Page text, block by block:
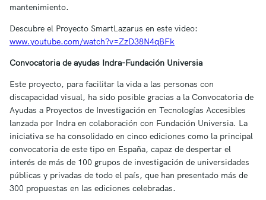
mantenimiento.
Descubre el Proyecto SmartLazarus en este video:
www.youtube.com/watch?v=ZzD38N4qBFk
Convocatoria de ayudas Indra-Fundación Universia
Este proyecto, para facilitar la vida a las personas con
discapacidad visual, ha sido posible gracias a la Convocatoria de
Ayudas a Proyectos de Investigación en Tecnologías Accesibles
lanzada por Indra en colaboración con Fundación Universia. La
iniciativa se ha consolidado en cinco ediciones como la principal
convocatoria de este tipo en España, capaz de despertar el
interés de más de 100 grupos de investigación de universidades
públicas y privadas de todo el país, que han presentado más de
300 propuestas en las ediciones celebradas.